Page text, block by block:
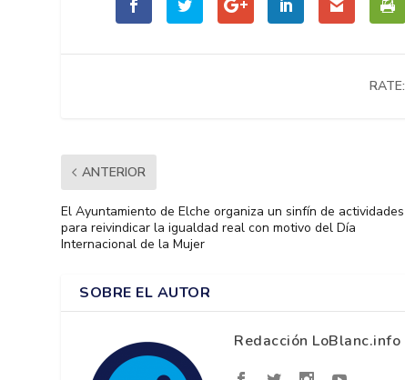
RATE:
ANTERIOR
El Ayuntamiento de Elche organiza un sinfín de actividades
para reivindicar la igualdad real con motivo del Día
Internacional de la Mujer
SOBRE EL AUTOR
Redacción LoBlanc.info